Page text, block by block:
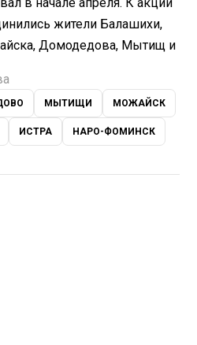
жители Балашихи,
Домодедова, Мытищ и
МЫТИЩИ МОЖАЙСК
ИСТРА НАРО-ФОМИНСК